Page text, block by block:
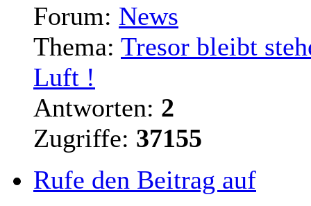
Forum: News
Thema: Tresor bleibt
Luft !
Antworten: 2
Zugriffe: 37155
Rufe den Beitrag auf